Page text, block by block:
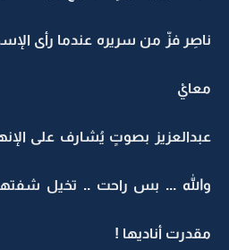
ناصِر فزّ من سريره عندما رأى
معايْ
عبدالعزيز بصوتٍ يُشارف على
والله ... بس راحت .. تخيل شفتها
مقدرت أناديها !